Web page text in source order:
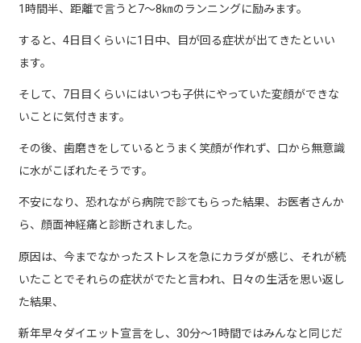
1時間半、距離で言うと7〜8㎞のランニングに励みます。
すると、 4日目くらいに1 日中、目が回る症状が出てきたといい
ます。
そして、7日目 くらいにはいつも子供にやっていた変顔ができな
いことに気付きます。
その後、歯磨きをしているとうまく笑顔が作れず、口から無意識
に水がこぼれたそうです。
不安になり、恐れながら病院で診てもらった結果、お医者さんか
ら、顔面神経痛と診断されました。
原因は、今までなかったストレスを急にカラダが感じ、それが続
いたことでそれらの症状がでたと言われ、日々の生活を思い返し
た結果、
新年早々ダイエット宣言をし、 30分〜1 時間ではみんなと同じだ